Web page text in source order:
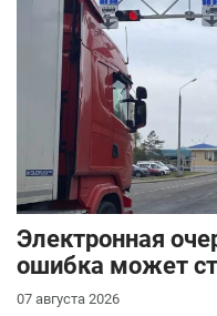
Электронная
ошибка может
07 августа 2026